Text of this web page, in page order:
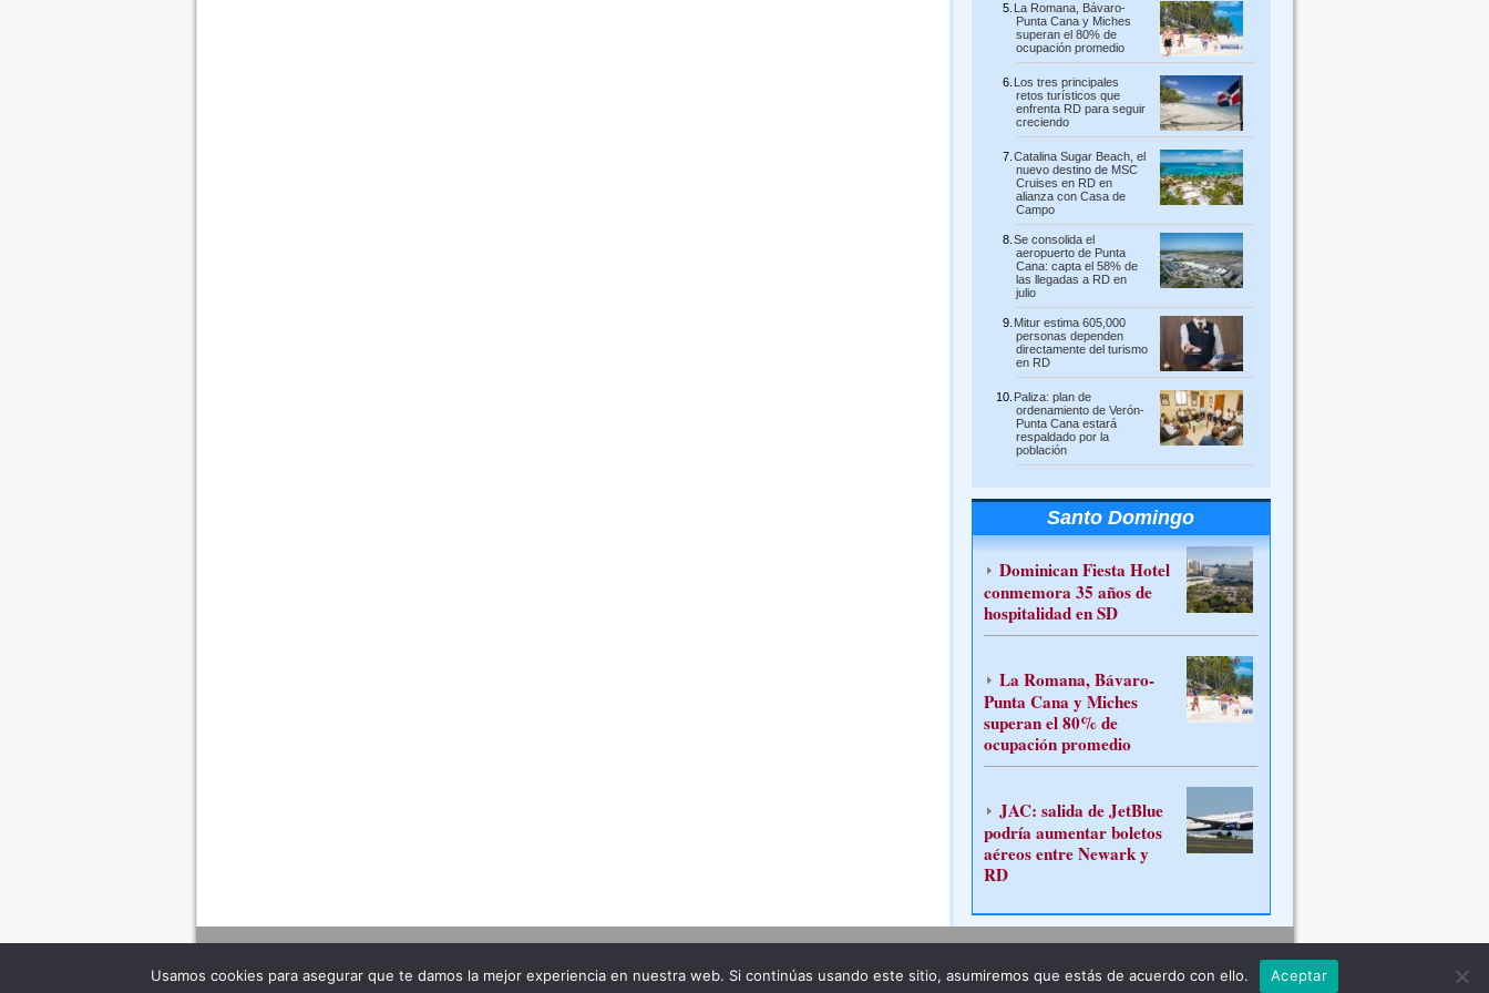
La Romana, Bávaro-
Punta Cana y Miches
superan el 80% de
ocupación promedio
Los tres principales
retos turísticos que
enfrenta RD para seguir
creciendo
Catalina Sugar Beach, el
nuevo destino de MSC
Cruises en RD en
alianza con Casa de
Campo
Se consolida el
aeropuerto de Punta
Cana: capta el 58% de
las llegadas a RD en
julio
Mitur estima 605,000
personas dependen
directamente del turismo
en RD
Paliza: plan de
ordenamiento de Verón-
Punta Cana estará
respaldado por la
población
Santo Domingo
Dominican Fiesta Hotel
conmemora 35 años de
hospitalidad en SD
La Romana, Bávaro-
Punta Cana y Miches
superan el 80% de
ocupación promedio
JAC: salida de JetBlue
podría aumentar boletos
aéreos entre Newark y
RD
Usamos cookies para asegurar que te damos la mejor experiencia en nuestra web. Si continúas usando este sitio, asumiremos que estás de acuerdo con ello. Aceptar